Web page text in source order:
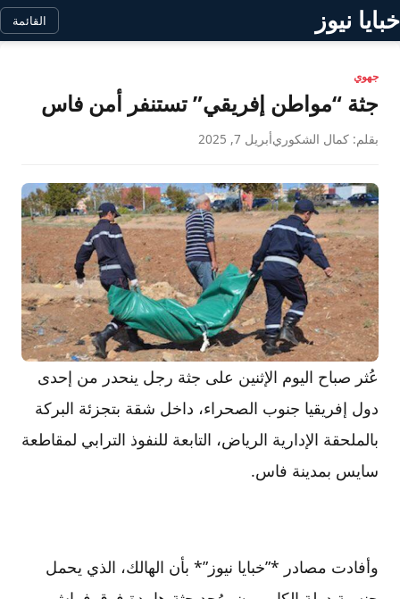
خبايا نيوز القائمة
جهوي
جثة “مواطن إفريقي” تستنفر أمن فاس
بقلم: كمال الشكوريأبريل 7, 2025
عُثر صباح اليوم الإثنين على جثة رجل ينحدر من إحدى
دول إفريقيا جنوب الصحراء، داخل شقة بتجزئة البركة
بالملحقة الإدارية الرياض، التابعة للنفوذ الترابي لمقاطعة
سايس بمدينة فاس.
وأفادت مصادر *”خبايا نيوز”* بأن الهالك، الذي يحمل